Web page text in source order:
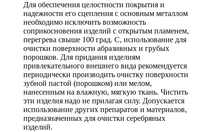
Для обеспечения целостности покрытия и
надежности его сцепления с основным металлом
необходимо исключить возможность
соприкосновения изделий с открытым пламенем,
перегрева свыше 100 град. С, использование для
очистки поверхности абразивных и грубых
порошков. Для придания изделиям
привлекательного внешнего вида рекомендуется
периодически производить очистку поверхности
зубной пастой (порошком) или мелом,
нанесенным на влажную, мягкую ткань. Чистить
эти изделия надо не прилагая силу. Допускается
использование других препаратов и материалов,
предназначенных для очистки серебряных
изделий.